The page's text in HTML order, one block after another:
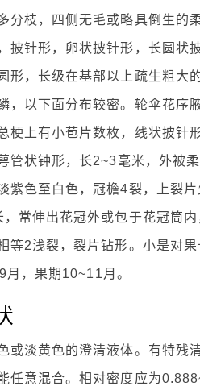
分枝，四侧无毛或略具倒生的
披针形，卵状披针形，长圆状
形，长级在基部以上疏生粗大
，以下面分布较密。轮伞花序
梗上有小苞片数枚，线状披针
管状钟形，长2~3毫米，外被
紫色至白色，冠檐4裂，上裂
，常伸出花冠外或包于花冠筒
等2浅裂，裂片钻形。小是对
月，果期10~11月。
或淡黄色的澄清液体。有特残
任意混合。相对密度应为